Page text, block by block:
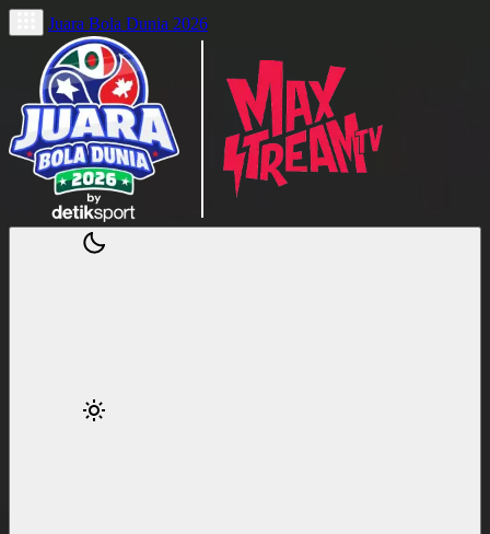
Juara Bola Dunia 2026